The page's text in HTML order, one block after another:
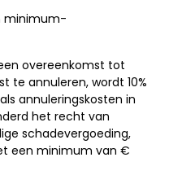
minimum-
overeenkomst tot
te annuleren, wordt 10%
annuleringskosten in
het recht van
schadevergoeding,
een minimum van €